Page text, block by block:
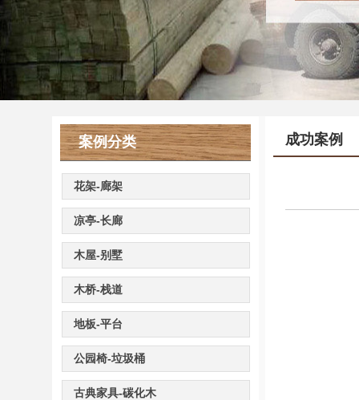
案例分类
花架-廊架
凉亭-长廊
木屋-别墅
木桥-栈道
地板-平台
公园椅-垃圾桶
古典家具-碳化木
成功案例